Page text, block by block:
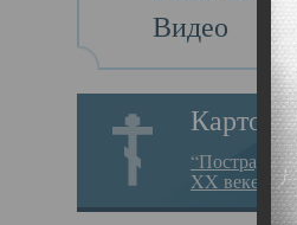
Видео
XX веке на